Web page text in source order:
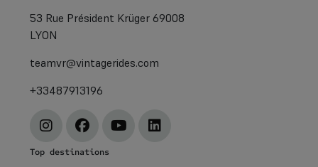
53 Rue Président Krüger 69008
LYON
teamvr@vintagerides.com
+33487913196
Top destinations